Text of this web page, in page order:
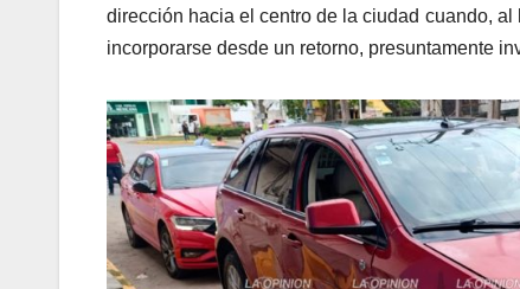
dirección hacia el centro de la ciudad cuando,
incorporarse desde un retorno, presuntamente